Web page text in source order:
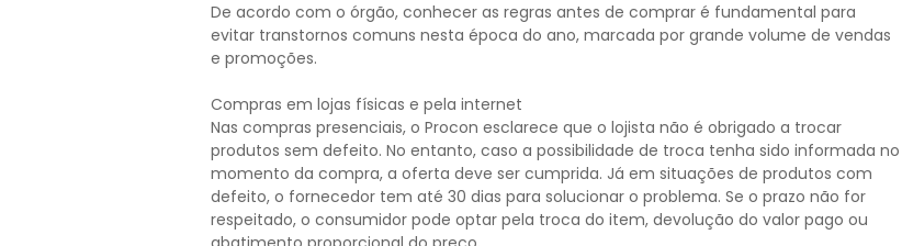
De acordo com o órgão, conhecer as regras antes de comprar é fundamental para
evitar transtornos comuns nesta época do ano, marcada por grande volume de vendas
e promoções.
Compras em lojas físicas e pela internet
Nas compras presenciais, o Procon esclarece que o lojista não é obrigado a trocar
produtos sem defeito. No entanto, caso a possibilidade de troca tenha sido informada no
momento da compra, a oferta deve ser cumprida. Já em situações de produtos com
defeito, o fornecedor tem até 30 dias para solucionar o problema. Se o prazo não for
respeitado, o consumidor pode optar pela troca do item, devolução do valor pago ou